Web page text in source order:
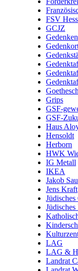
FSV
GCJZ
Gedenken
Grips
GSF-
GSF-
Haus
Hensoldt
Herborn
HWK
IG Metall
IKEA
Jakob
Jens Kraft
Jüdisches
Jüdisches
LAG
LAG &
Landrat